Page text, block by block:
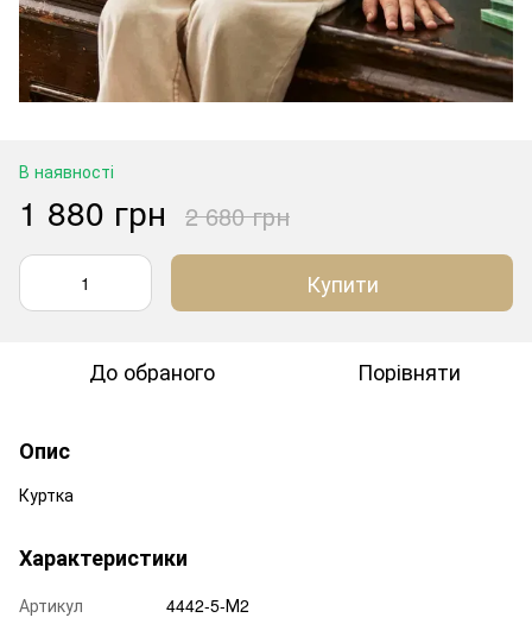
В наявності
1 880 грн 2 680 грн
Купити
До обраного Порівняти
Опис
Куртка
Характеристики
Артикул
4442-5-М2